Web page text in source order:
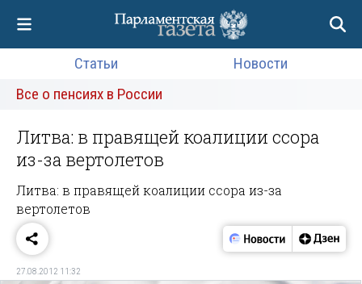
Статьи
Новости
Все о пенсиях в России
Литва: в правящей коалиции ссора
из-за вертолетов
Литва: в правящей коалиции ссора из-за
вертолетов
27.08.2012 11:32